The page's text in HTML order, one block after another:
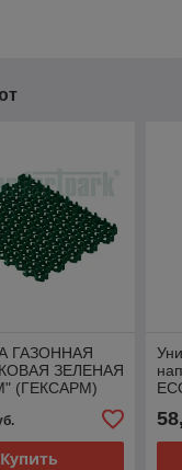
ГАЗОННАЯ
ЗЕЛЕНАЯ
(ГЕКСАРМ)
580x495x30
Купить